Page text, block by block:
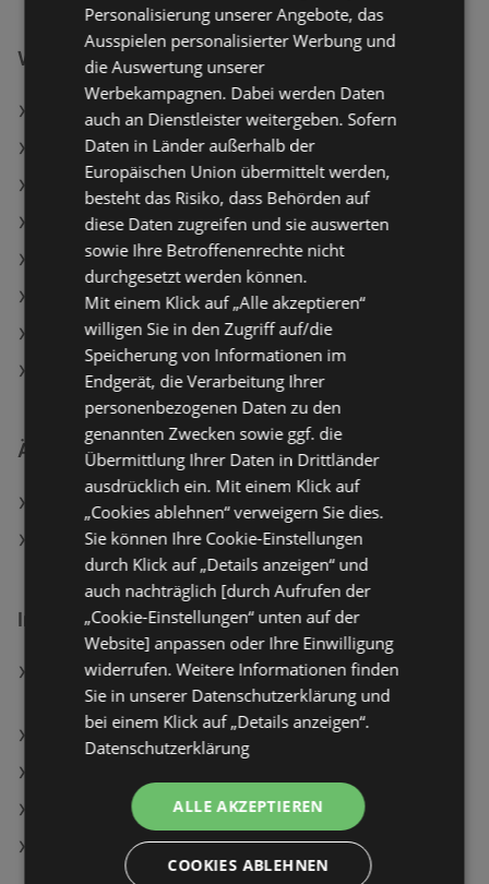
Weiterführende Links
Reinigungsbürsten Set
Textipflegebürste
Fressnapf Angebote
Tchibo/Eduscho Angebote
INTERSPORT Angebote
Aktuelle Tchibo/Eduscho Flugblätter
Aktuelle LEGO Flugblätter
Aktuelle INTERSPORT Flugblätter
Ähnliche Händler
Tchibo/Eduscho Angebote
INTERSPORT Angebote
Interessantes auf wogibtswas.at
lego Batman: Das Vermächtnis des dunklen Ritters -
PlayStation 5 [Blu-ray]
Apotheke in Althofen
DISKONT Tankstellen in Wallern an der Trattnach
Rama Filialen in Wundschuh
Personalisierung unserer Angebote, das
Ausspielen personalisierter Werbung und
die Auswertung unserer
Werbekampagnen. Dabei werden Daten
auch an Dienstleister weitergeben. Sofern
Daten in Länder außerhalb der
Europäischen Union übermittelt werden,
besteht das Risiko, dass Behörden auf
diese Daten zugreifen und sie auswerten
sowie Ihre Betroffenenrechte nicht
durchgesetzt werden können.
Mit einem Klick auf „Alle akzeptieren“
willigen Sie in den Zugriff auf/die
Speicherung von Informationen im
Endgerät, die Verarbeitung Ihrer
personenbezogenen Daten zu den
genannten Zwecken sowie ggf. die
Übermittlung Ihrer Daten in Drittländer
ausdrücklich ein. Mit einem Klick auf
„Cookies ablehnen“ verweigern Sie dies.
Sie können Ihre Cookie-Einstellungen
durch Klick auf „Details anzeigen“ und
auch nachträglich [durch Aufrufen der
„Cookie-Einstellungen“ unten auf der
Website] anpassen oder Ihre Einwilligung
widerrufen. Weitere Informationen finden
Sie in unserer Datenschutzerklärung und
bei einem Klick auf „Details anzeigen“.
Datenschutzerklärung
ALLE AKZEPTIEREN
COOKIES ABLEHNEN